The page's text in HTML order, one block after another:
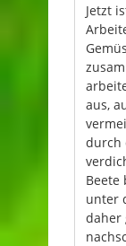
Jetzt
aus,
durch
Beete
unter
daher